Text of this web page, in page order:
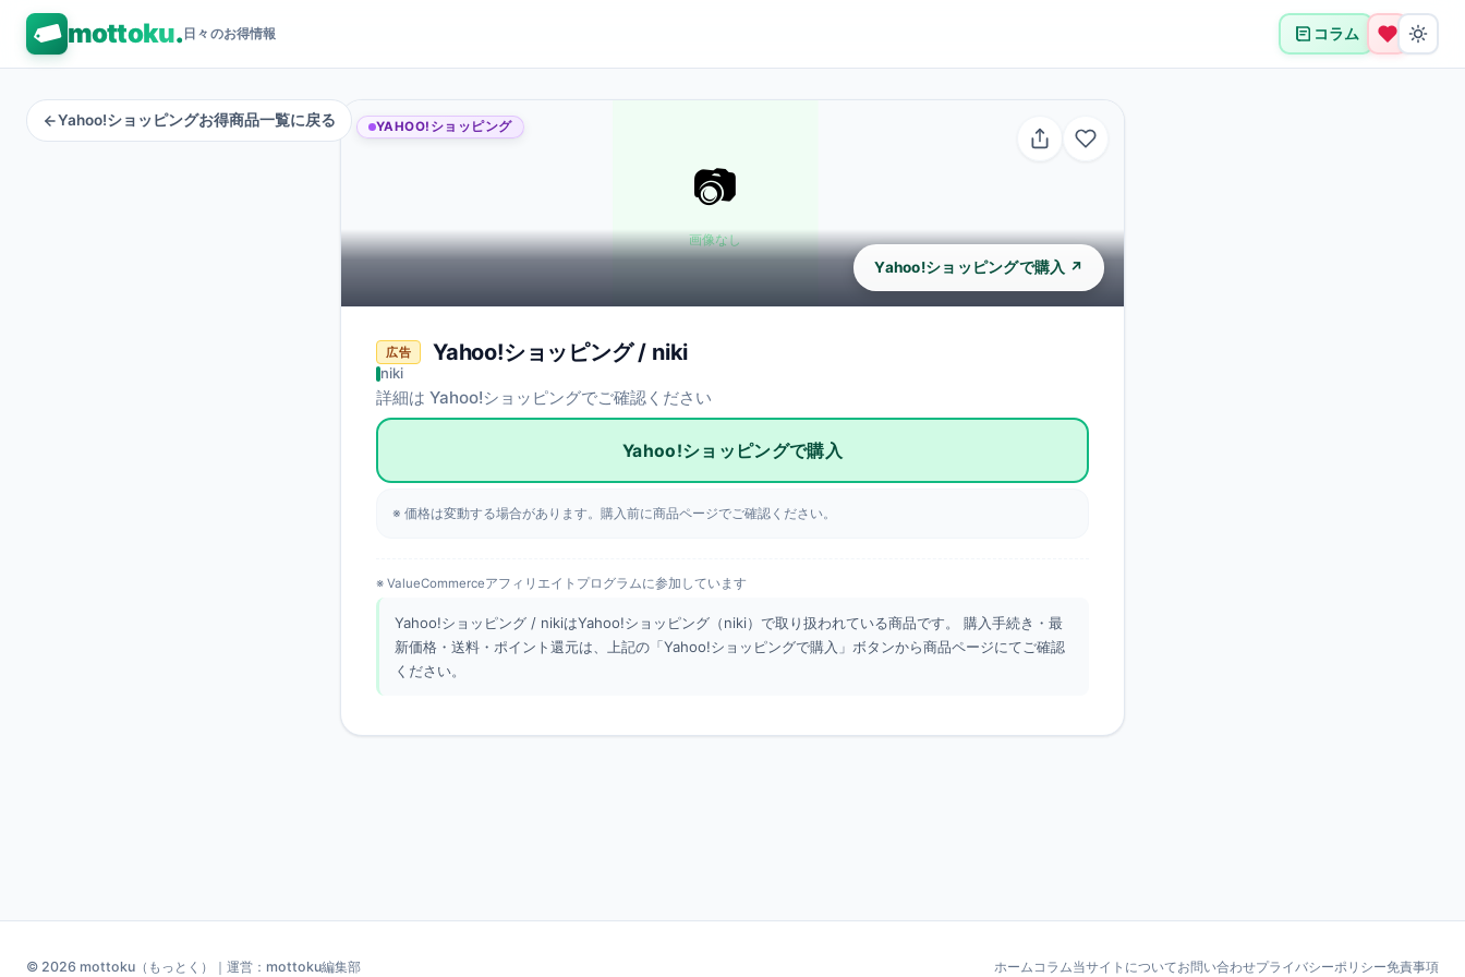
mottoku.日々のお得情報 コラム
Yahoo!ショッピングお得商品一覧に戻る YAHOO!ショッピング
Yahoo!ショッピングで購入 ↗
広告 Yahoo!ショッピング / niki
niki
詳細は Yahoo!ショッピングでご確認ください
Yahoo!ショッピングで購入
※ 価格は変動する場合があります。購入前に商品ページでご確認ください。
※ ValueCommerceアフィリエイトプログラムに参加しています
Yahoo!ショッピング / nikiはYahoo!ショッピング（niki）で取り扱われている商品です。 購入手続き・最
新価格・送料・ポイント還元は、上記の「Yahoo!ショッピングで購入」ボタンから商品ページにてご確認
ください。
© 2026 mottoku（もっとく）｜運営：mottoku編集部 ホーム コラム当サイトについてお問い合わせプライバシーポリシー免責事項